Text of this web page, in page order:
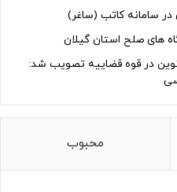
در سامانه کاتب (ساغر)
های صلح استان گیلان
نوین در قوه قضاییه تصویب شد:
محبوب